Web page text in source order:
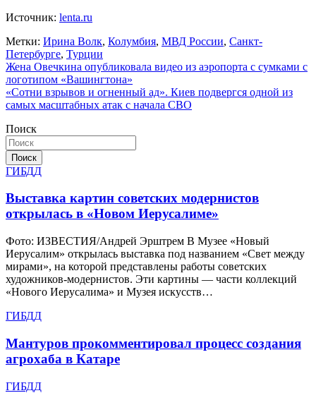
Источник: lenta.ru
Метки: Ирина Волк, Колумбия, МВД России, Санкт-
Петербурге, Турции
Навигация
по
записям
Жена Овечкина опубликовала видео из аэропорта с сумками с
логотипом «Вашингтона»
«Сотни взрывов и огненный ад». Киев подвергся одной из
самых масштабных атак с начала СВО
Поиск
Поиск
ГИБДД
Выставка картин советских модернистов
открылась в «Новом Иерусалиме»
Фото: ИЗВЕСТИЯ/Андрей Эрштрем В Музее «Новый
Иерусалим» открылась выставка под названием «Свет между
мирами», на которой представлены работы советских
художников-модернистов. Эти картины — части коллекций
«Нового Иерусалима» и Музея искусств…
ГИБДД
Мантуров прокомментировал процесс создания
агрохаба в Катаре
ГИБДД